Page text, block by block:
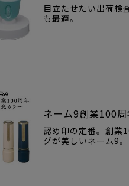
目立たせたい出荷検
も最適。
ネーム9創業100
認め印の定番。創業
グが美しいネーム9。